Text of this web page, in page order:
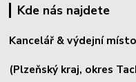
Kde nás najdete
Kancelář & výdejní
(Plzeňský kraj, okres